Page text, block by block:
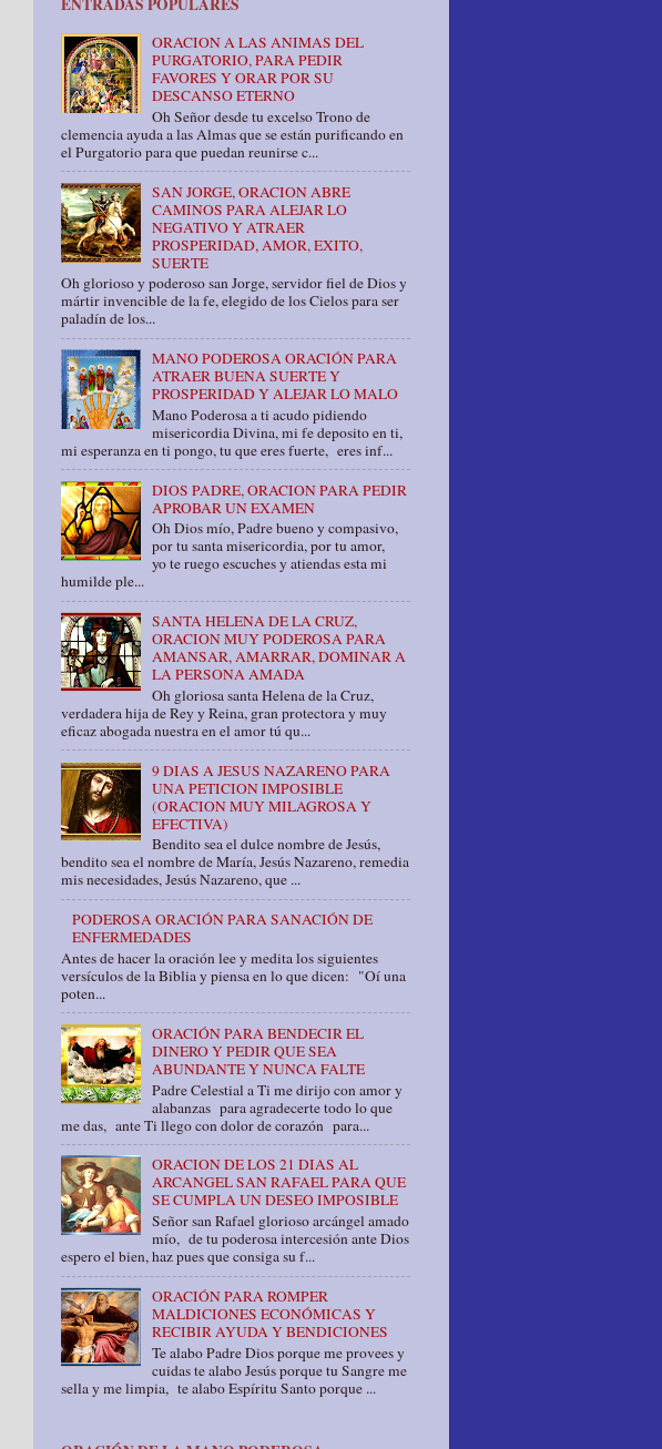
ORACION A LAS ANIMAS DEL
PURGATORIO, PARA PEDIR
FAVORES Y ORAR POR SU
DESCANSO ETERNO
Oh Señor desde tu excelso Trono de
clemencia ayuda a las Almas que se están purificando en
el Purgatorio para que puedan reunirse c...
SAN JORGE, ORACION ABRE
CAMINOS PARA ALEJAR LO
NEGATIVO Y ATRAER
PROSPERIDAD, AMOR, EXITO,
SUERTE
Oh glorioso y poderoso san Jorge, servidor fiel de Dios y
mártir invencible de la fe, elegido de los Cielos para ser
paladín de los...
MANO PODEROSA ORACIÓN PARA
ATRAER BUENA SUERTE Y
PROSPERIDAD Y ALEJAR LO MALO
Mano Poderosa a ti acudo pidiendo
misericordia Divina, mi fe deposito en ti,
mi esperanza en ti pongo, tu que eres fuerte, eres inf...
DIOS PADRE, ORACION PARA PEDIR
APROBAR UN EXAMEN
Oh Dios mío, Padre bueno y compasivo,
por tu santa misericordia, por tu amor,
yo te ruego escuches y atiendas esta mi
humilde ple...
SANTA HELENA DE LA CRUZ,
ORACION MUY PODEROSA PARA
AMANSAR, AMARRAR, DOMINAR A
LA PERSONA AMADA
Oh gloriosa santa Helena de la Cruz,
verdadera hija de Rey y Reina, gran protectora y muy
eficaz abogada nuestra en el amor tú qu...
9 DIAS A JESUS NAZARENO PARA
UNA PETICION IMPOSIBLE
(ORACION MUY MILAGROSA Y
EFECTIVA)
Bendito sea el dulce nombre de Jesús,
bendito sea el nombre de María, Jesús Nazareno, remedia
mis necesidades, Jesús Nazareno, que ...
PODEROSA ORACIÓN PARA SANACIÓN DE
ENFERMEDADES
Antes de hacer la oración lee y medita los siguientes
versículos de la Biblia y piensa en lo que dicen: "Oí una
poten...
ORACIÓN PARA BENDECIR EL
DINERO Y PEDIR QUE SEA
ABUNDANTE Y NUNCA FALTE
Padre Celestial a Ti me dirijo con amor y
alabanzas para agradecerte todo lo que
me das, ante Ti llego con dolor de corazón para...
ORACION DE LOS 21 DIAS AL
ARCANGEL SAN RAFAEL PARA QUE
SE CUMPLA UN DESEO IMPOSIBLE
Señor san Rafael glorioso arcángel amado
mío, de tu poderosa intercesión ante Dios
espero el bien, haz pues que consiga su f...
ORACIÓN PARA ROMPER
MALDICIONES ECONÓMICAS Y
RECIBIR AYUDA Y BENDICIONES
Te alabo Padre Dios porque me provees y
cuidas te alabo Jesús porque tu Sangre me
sella y me limpia, te alabo Espíritu Santo porque ...